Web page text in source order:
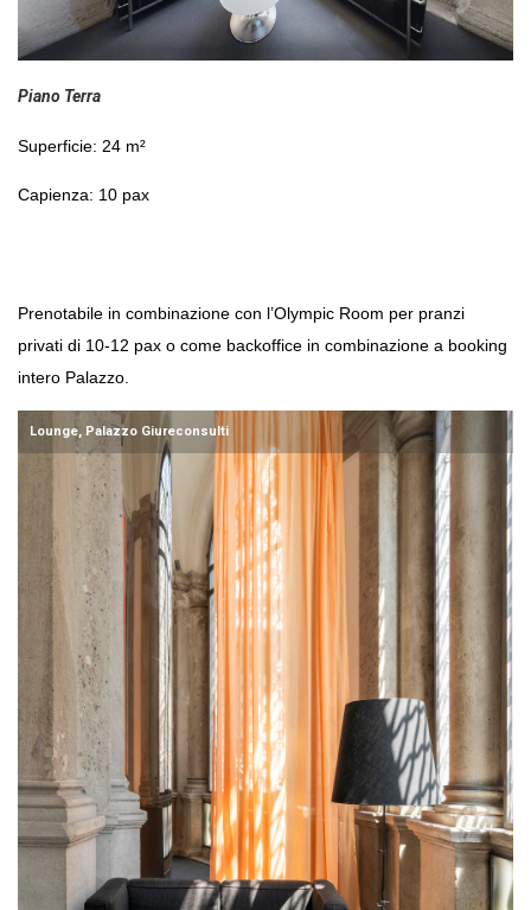
Piano Terra
Superficie: 24 m²
Capienza: 10 pax
Prenotabile in combinazione con l’Olympic Room per pranzi
privati di 10-12 pax o come backoffice in combinazione a booking
intero Palazzo.
Lounge, Palazzo Giureconsulti